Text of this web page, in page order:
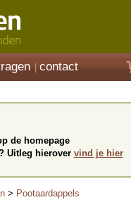
contact
de homepage
Uitleg hierover vind je hier
> Pootaardappels